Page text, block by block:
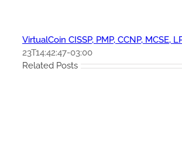
VirtualCoin CISSP, PMP, CCNP, MCSE,
23T14:42:47-03:00
Related Posts